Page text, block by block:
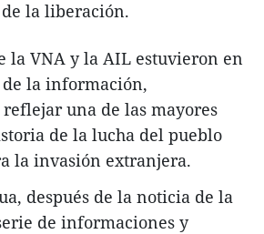
la liberación.
la VNA y la AIL estuvieron en
la información,
una de las mayores
de la lucha del pueblo
la invasión extranjera.
después de la noticia de la
de informaciones y